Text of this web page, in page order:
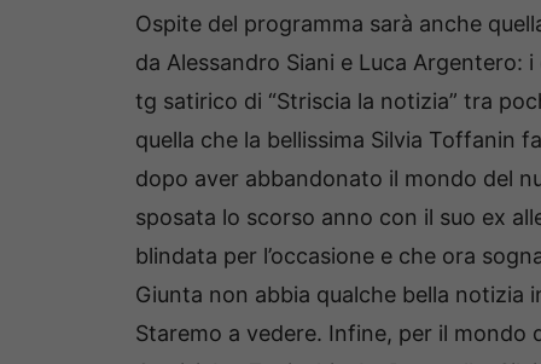
Ospite del programma sarà anche
da Alessandro Siani e Luca
tg satirico di “Striscia la notizia” tra
quella che la bellissima Silvia Toffanin
dopo aver abbandonato il mondo del
sposata lo scorso anno con il suo ex
blindata per l’occasione e che ora
Giunta non abbia qualche bella notizia
Staremo a vedere. Infine, per il mondo